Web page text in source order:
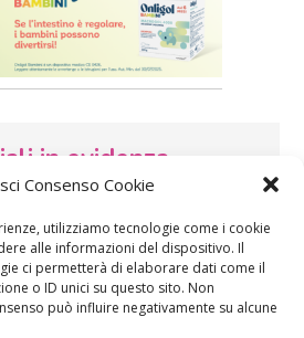
Consenso Cookie
utilizziamo tecnologie come i cookie
alle informazioni del dispositivo. Il
ci permetterà di elaborare dati come il
o ID unici su questo sito. Non
può influire negativamente su alcune
in evidenza